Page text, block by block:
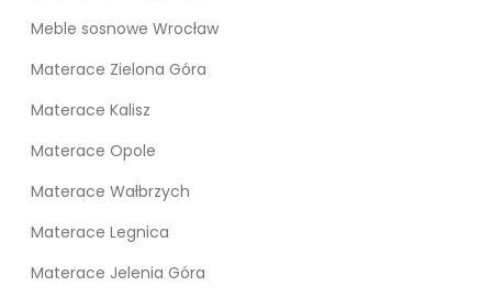
Meble sosnowe Wrocław
Materace Zielona Góra
Materace Kalisz
Materace Opole
Materace Wałbrzych
Materace Legnica
Materace Jelenia Góra